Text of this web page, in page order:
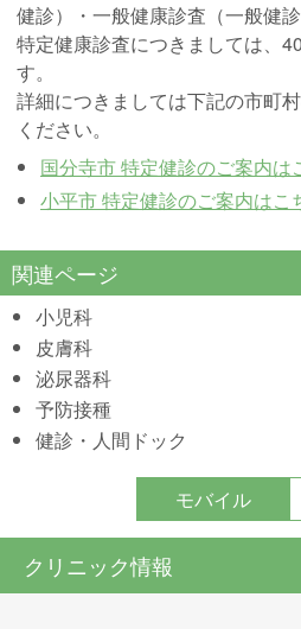
健診）・一般健康診査（一般健
特定健康診査につきましては、
す。
詳細につきましては下記の市町
ください。
国分寺市 特定健診のご案内は
小平市 特定健診のご案内はこ
小児科
皮膚科
泌尿器科
予防接種
健診・人間ドック
モバイル
クリニック情報